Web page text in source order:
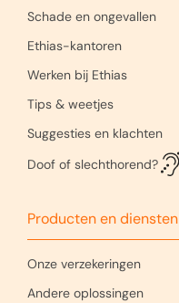
Schade en ongevallen
Ethias-kantoren
Werken bij Ethias
Tips & weetjes
Suggesties en klachten
Doof of slechthorend?
Producten en diensten
Onze verzekeringen
Andere oplossingen